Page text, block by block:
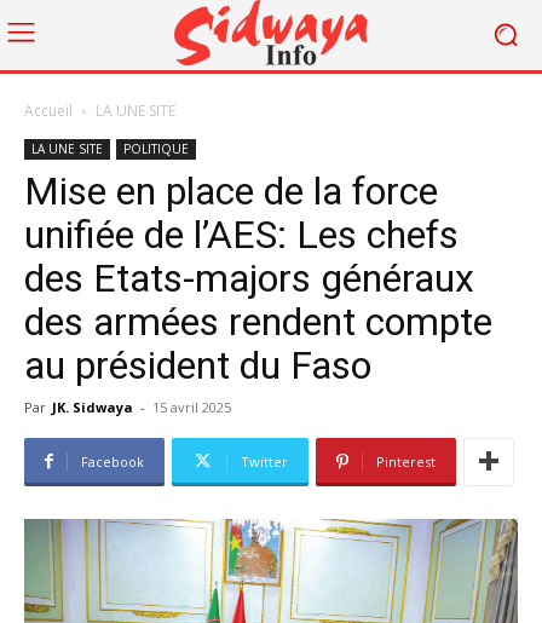
Accueil LA UNE SITE
LA UNE SITE POLITIQUE
Mise en place de la force
unifiée de l’AES: Les chefs
des Etats-majors généraux
des armées rendent compte
au président du Faso
Par JK. Sidwaya - 15 avril 2025
Facebook Twitter Pinterest